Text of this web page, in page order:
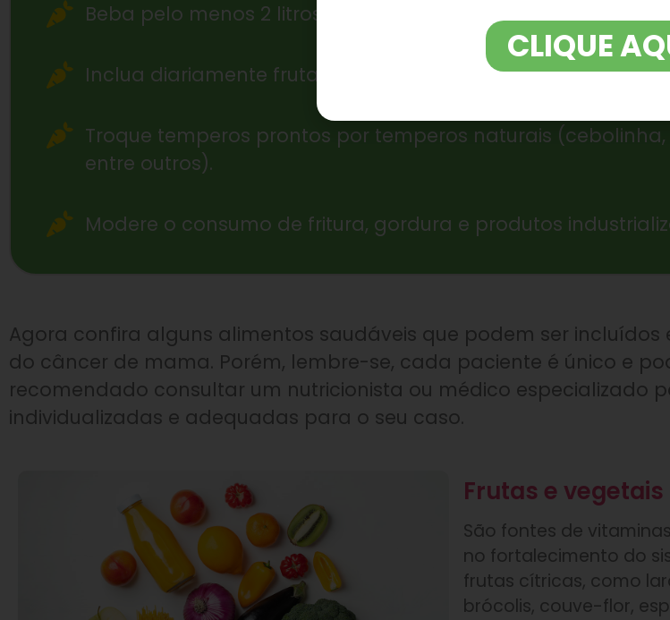
Beba pelo menos 2 litros de água por dia.
Inclua diariamente frutas, verduras e legumes na sua
Troque temperos prontos por temperos naturais
entre outros).
Modere o consumo de fritura, gordura e produtos
Agora confira alguns alimentos saudáveis que podem ser
do câncer de mama. Porém, lembre-se, cada paciente é único e
recomendado consultar um nutricionista ou médico especializado
individualizadas e adequadas para o seu caso.
Frutas e vegetais
São fontes de
no fortalecimento do
frutas cítricas, como
brócolis, couve-flor,
CLIQUE